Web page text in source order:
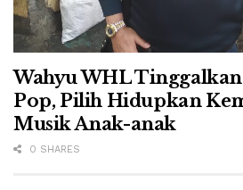
Wahyu WHL
Pop, Pilih Hidupkan
Musik Anak-anak
0 SHARES